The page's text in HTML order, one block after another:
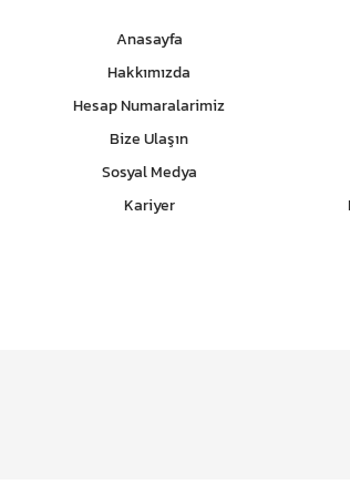
Anasayfa
Hakkımızda
Hesap Numaralarimiz
Bize Ulaşın
Sosyal Medya
Kariyer